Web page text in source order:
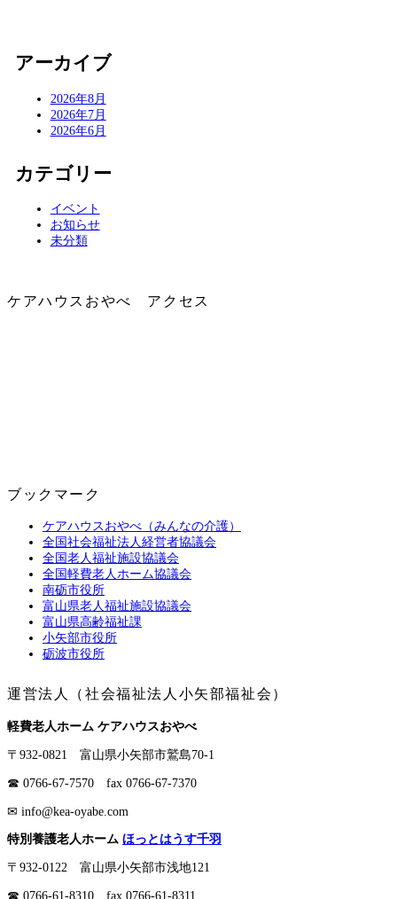
アーカイブ
2026年8月
2026年7月
2026年6月
カテゴリー
イベント
お知らせ
未分類
ケアハウスおやべ アクセス
ブックマーク
ケアハウスおやべ（みんなの介護）
全国社会福祉法人経営者協議会
全国老人福祉施設協議会
全国軽費老人ホーム協議会
南砺市役所
富山県老人福祉施設協議会
富山県高齢福祉課
小矢部市役所
砺波市役所
運営法人（社会福祉法人小矢部福祉会）
軽費老人ホーム ケアハウスおやべ
〒932-0821 富山県小矢部市鷲島70-1
☎ 0766-67-7570 fax 0766-67-7370
✉ info@kea-oyabe.com
特別養護老人ホーム ほっとはうす千羽
〒932-0122 富山県小矢部市浅地121
☎ 0766-61-8310 fax 0766-61-8311